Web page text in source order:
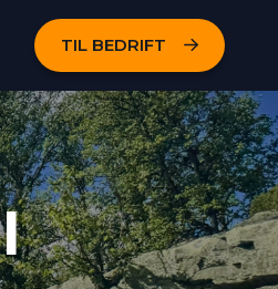
TIL BEDRIFT